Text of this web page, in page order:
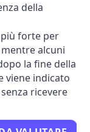
della
più forte per
mentre alcuni
la fine della
viene indicato
senza ricevere